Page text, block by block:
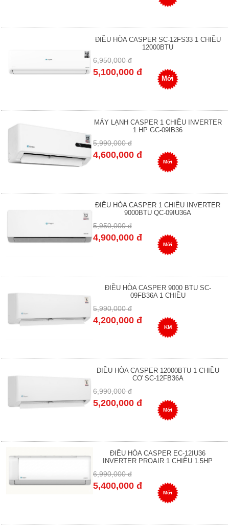
ĐIỀU HÒA CASPER SC-12FS33 1 CHIỀU
12000BTU
6,950,000 đ
5,100,000 đ
Mới
MÁY LẠNH CASPER 1 CHIỀU INVERTER
1 HP GC-09IB36
5,990,000 đ
4,600,000 đ
Mới
ĐIỀU HÒA CASPER 1 CHIỀU INVERTER
9000BTU QC-09IU36A
5,950,000 đ
4,900,000 đ
Mới
ĐIỀU HÒA CASPER 9000 BTU SC-
09FB36A 1 CHIỀU
5,990,000 đ
4,200,000 đ
KM
ĐIỀU HÒA CASPER 12000BTU 1 CHIỀU
CƠ SC-12FB36A
6,990,000 đ
5,200,000 đ
Mới
ĐIỀU HÒA CASPER EC-12IU36
INVERTER PROAIR 1 CHIỀU 1.5HP
6,990,000 đ
5,400,000 đ
Mới